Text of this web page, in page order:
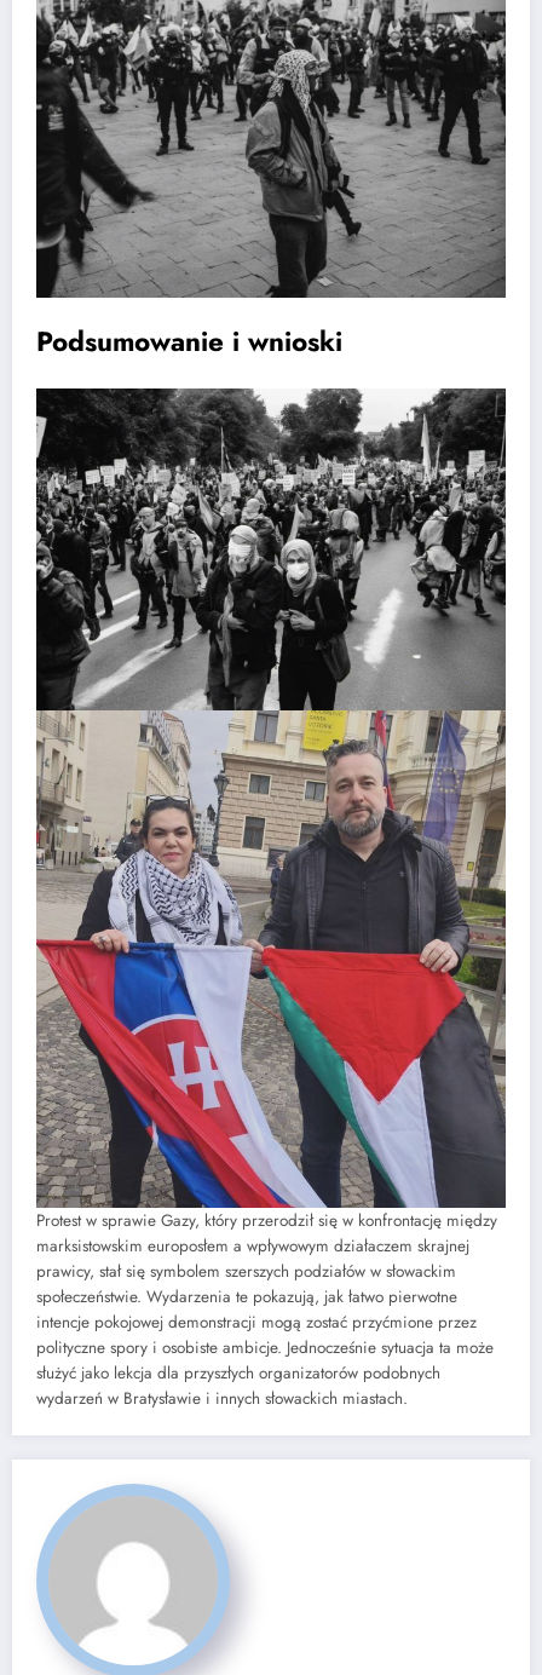
Podsumowanie i wnioski
Protest w sprawie Gazy, który przerodził się w konfrontację między
marksistowskim europosłem a wpływowym działaczem skrajnej
prawicy, stał się symbolem szerszych podziałów w słowackim
społeczeństwie. Wydarzenia te pokazują, jak łatwo pierwotne
intencje pokojowej demonstracji mogą zostać przyćmione przez
polityczne spory i osobiste ambicje. Jednocześnie sytuacja ta może
służyć jako lekcja dla przyszłych organizatorów podobnych
wydarzeń w Bratysławie i innych słowackich miastach.